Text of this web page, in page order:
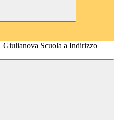
Scuola a Indirizzo